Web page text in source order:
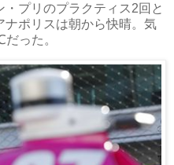
プリのプラクティス2回と
ポリスは朝から快晴。気
った。